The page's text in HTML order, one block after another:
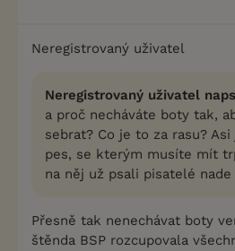
Neregistrovaný uživatel
Neregistrovaný uživatel
a proč necháváte boty tak,
sebrat? Co je to za rasu?
pes, se kterým musíte mít
na něj už psali pisatelé nade
Přesně tak nenechávat boty
štěnda BSP rozcupovala